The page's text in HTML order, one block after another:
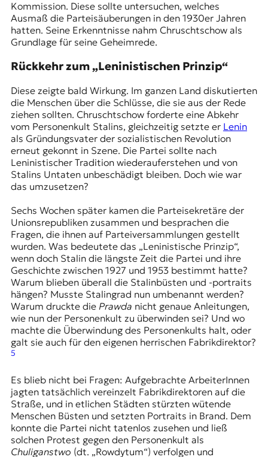
z
u
O
s
e
r
o
p
a
.
Kommission. Diese sollte untersuchen, welches
Ausmaß die Parteisäuberungen in den 1930er Jahren
hatten. Seine Erkenntnisse nahm Chruschtschow als
Grundlage für seine Geheimrede.
Rückkehr zum „Leninistischen Prinzip“
Diese zeigte bald Wirkung. Im ganzen Land diskutierten
die Menschen über die Schlüsse, die sie aus der Rede
ziehen sollten. Chruschtschow forderte eine Abkehr
vom Personenkult Stalins, gleichzeitig setzte er Lenin
als Gründungsvater der sozialistischen Revolution
erneut gekonnt in Szene. Die Partei sollte nach
Leninistischer Tradition wiederauferstehen und von
Stalins Untaten unbeschädigt bleiben. Doch wie war
das umzusetzen?
Sechs Wochen später kamen die Parteisekretäre der
Unionsrepubliken zusammen und besprachen die
Fragen, die ihnen auf Parteiversammlungen gestellt
wurden. Was bedeutete das „Leninistische Prinzip“,
wenn doch Stalin die längste Zeit die Partei und ihre
Geschichte zwischen 1927 und 1953 bestimmt hatte?
Warum blieben überall die Stalinbüsten und -portraits
hängen? Musste Stalingrad nun umbenannt werden?
Warum druckte die Prawda nicht genaue Anleitungen,
wie nun der Personenkult zu überwinden sei? Und wo
machte die Überwindung des Personenkults halt, oder
galt sie auch für den eigenen herrischen Fabrikdirektor?
5
Es blieb nicht bei Fragen: Aufgebrachte ArbeiterInnen
jagten tatsächlich vereinzelt Fabrikdirektoren auf die
Straße, und in etlichen Städten stürzten wütende
Menschen Büsten und setzten Portraits in Brand. Dem
konnte die Partei nicht tatenlos zusehen und ließ
solchen Protest gegen den Personenkult als
Chuliganstwo (dt. „Rowdytum“) verfolgen und